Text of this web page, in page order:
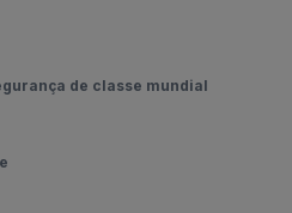
de classe mundial